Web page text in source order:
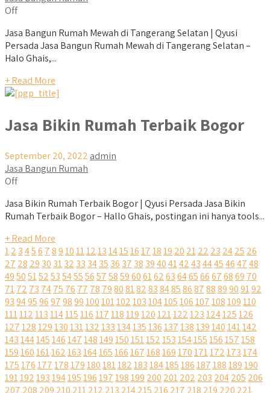
Off
Jasa Bangun Rumah Mewah di Tangerang Selatan | Qyusi
Persada Jasa Bangun Rumah Mewah di Tangerang Selatan –
Halo Ghais,...
+ Read More
Jasa Bikin Rumah Terbaik Bogor
September 20, 2022 admin
Jasa Bangun Rumah
Off
Jasa Bikin Rumah Terbaik Bogor | Qyusi Persada Jasa Bikin
Rumah Terbaik Bogor – Hallo Ghais, postingan ini hanya tools...
+ Read More
12 3456 78910111213141516171819 20 2122 23 2425 26
27 28 29 30 3132 33 3435 36 37 38 39404142434445464748
495051525354555657585960616263646566676869 70
7172 73 7475 76 77 78 7980818283848586878889909192
93949596979899100101102103104105106107108109110
111112113114115116117118119120121122123124125126
127128129130131132133134135136137138139140141142
143144145146147148149150151152153154155156157158
159160161162163164165166167168169170171172173174
175176177178179180181182183184185186187188189190
191192193194195196197198199 200 201202 203 204205 206